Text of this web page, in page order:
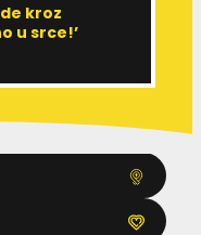
ide kroz
u srce!’